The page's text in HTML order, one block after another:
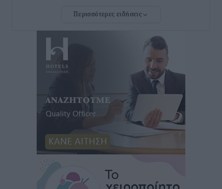
μπορεί να αποτελέσει τη δεύτερη μεγάλη δύναμη της
Ρεπορτάζ• πριν 22 λεπτά
Οικοδομική «ανάσα» στη Ρόδο: Αυξάνονται οι άδειες,
οι επεκτάσεις, οι ενεργειακές αναβαθμίσεις σε
ολόκληρο το νησί
Στη Ρόδο απολαμβάνει τις καλοκαιρινές της διακοπές
η Φαίη Σκορδά
Τοπικές Ειδήσεις • πριν 24 λεπτά
Περισσότερες ειδήσεις